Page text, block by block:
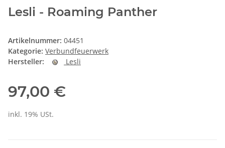
Lesli - Roaming Panther
Artikelnummer: 04451
Kategorie: Verbundfeuerwerk
Hersteller:
Lesli
97,00 €
inkl. 19% USt.